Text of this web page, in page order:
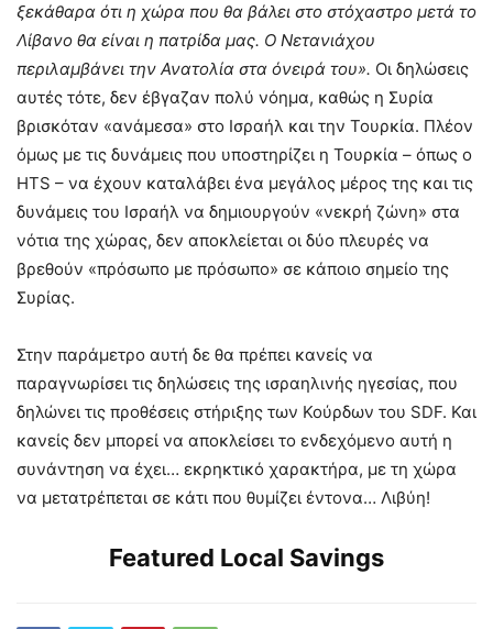
ξεκάθαρα ότι η χώρα που θα βάλει στο στόχαστρο μετά το
Λίβανο θα είναι η πατρίδα μας. Ο Νετανιάχου
περιλαμβάνει την Ανατολία στα όνειρά του». Οι δηλώσεις
αυτές τότε, δεν έβγαζαν πολύ νόημα, καθώς η Συρία
βρισκόταν «ανάμεσα» στο Ισραήλ και την Τουρκία. Πλέον
όμως με τις δυνάμεις που υποστηρίζει η Τουρκία – όπως ο
HTS – να έχουν καταλάβει ένα μεγάλος μέρος της και τις
δυνάμεις του Ισραήλ να δημιουργούν «νεκρή ζώνη» στα
νότια της χώρας, δεν αποκλείεται οι δύο πλευρές να
βρεθούν «πρόσωπο με πρόσωπο» σε κάποιο σημείο της
Συρίας.
Στην παράμετρο αυτή δε θα πρέπει κανείς να
παραγνωρίσει τις δηλώσεις της ισραηλινής ηγεσίας, που
δηλώνει τις προθέσεις στήριξης των Κούρδων του SDF. Και
κανείς δεν μπορεί να αποκλείσει το ενδεχόμενο αυτή η
συνάντηση να έχει… εκρηκτικό χαρακτήρα, με τη χώρα
να μετατρέπεται σε κάτι που θυμίζει έντονα… Λιβύη!
Featured Local Savings